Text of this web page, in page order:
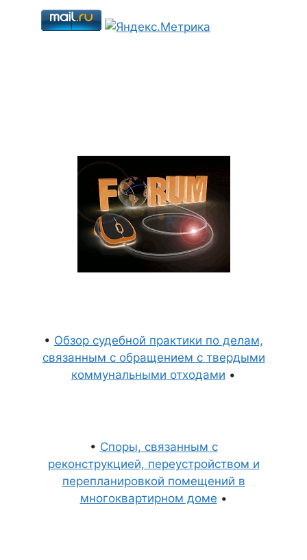
• Обзор судебной практики по делам,
связанным с обращением с твердыми
коммунальными отходами •
• Споры, связанным с
реконструкцией, переустройством и
перепланировкой помещений в
многоквартирном доме •